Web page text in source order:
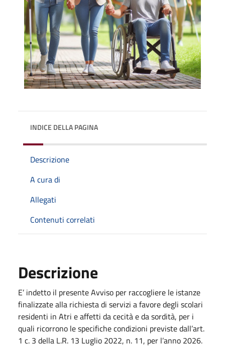
INDICE DELLA PAGINA
Descrizione
A cura di
Allegati
Contenuti correlati
Descrizione
E’ indetto il presente Avviso per raccogliere le istanze
finalizzate alla richiesta di servizi a favore degli scolari
residenti in Atri e affetti da cecità e da sordità, per i
quali ricorrono le specifiche condizioni previste dall’art.
1 c. 3 della L.R. 13 Luglio 2022, n. 11, per l’anno 2026.